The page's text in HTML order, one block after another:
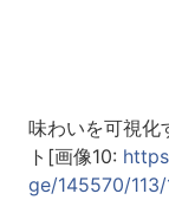
味わいを可視化
ト[画像10:
ge/145570/